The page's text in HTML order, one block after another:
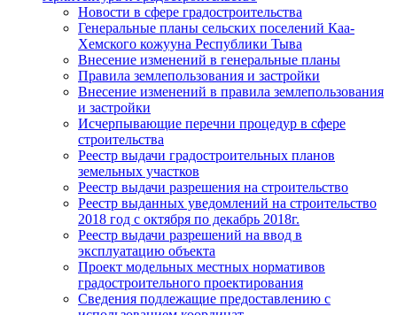
Новости в сфере градостроительства
Генеральные планы сельских поселений Каа-
Хемского кожууна Республики Тыва
Внесение изменений в генеральные планы
Правила землепользования и застройки
Внесение изменений в правила землепользования
и застройки
Исчерпывающие перечни процедур в сфере
строительства
Реестр выдачи градостроительных планов
земельных участков
Реестр выдачи разрешения на строительство
Реестр выданных уведомлений на строительство
2018 год с октября по декабрь 2018г.
Реестр выдачи разрешений на ввод в
эксплуатацию объекта
Проект модельных местных нормативов
градостроительного проектирования
Сведения подлежащие предоставлению с